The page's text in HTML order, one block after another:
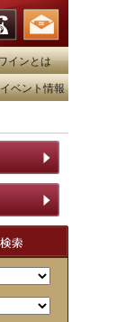
インとは
イベント情報